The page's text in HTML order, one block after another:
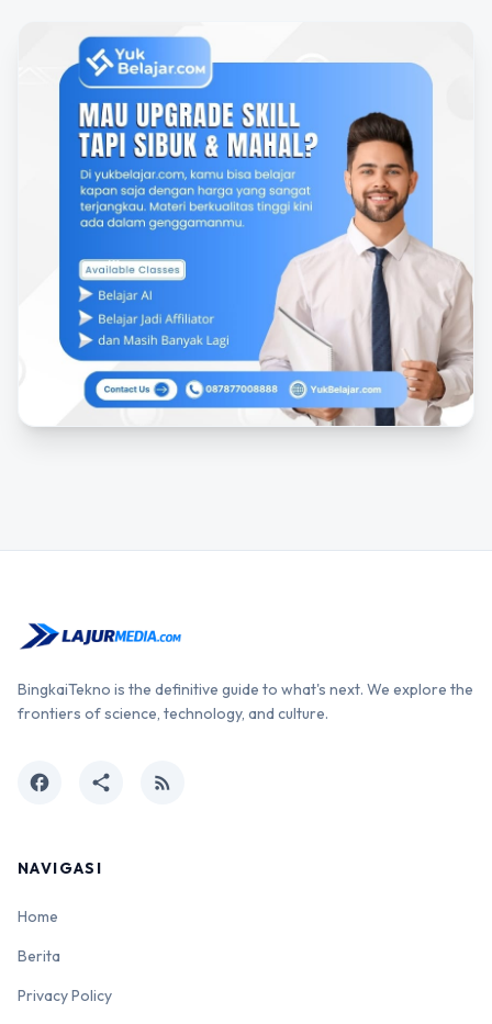
BingkaiTekno is the definitive guide to what's next. We explore the
frontiers of science, technology, and culture.
facebook share rss_feed
NAVIGASI
Home
Berita
Privacy Policy